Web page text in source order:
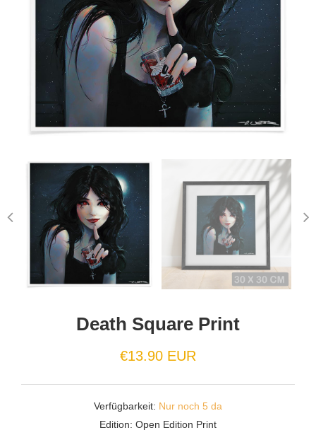
Death Square Print
€13.90 EUR
Verfügbarkeit: Nur noch 5 da
Edition: Open Edition Print